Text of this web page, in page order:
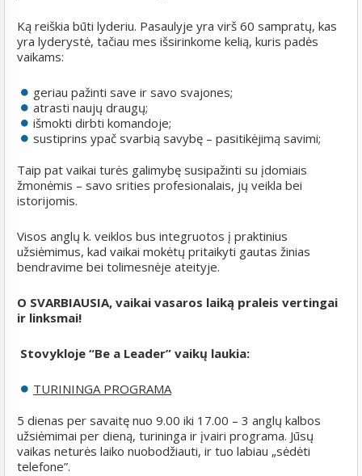
Ką reiškia būti lyderiu. Pasaulyje yra virš 60 sampratų, kas
yra lyderystė, tačiau mes išsirinkome kelią, kuris padės
vaikams:
geriau pažinti save ir savo svajones;
atrasti naujų draugų;
išmokti dirbti komandoje;
sustiprins ypač svarbią savybę – pasitikėjimą savimi;
Taip pat vaikai turės galimybę susipažinti su įdomiais
žmonėmis – savo srities profesionalais, jų veikla bei
istorijomis.
Visos anglų k. veiklos bus integruotos į praktinius
užsiėmimus, kad vaikai mokėtų pritaikyti gautas žinias
bendravime bei tolimesnėje ateityje.
O SVARBIAUSIA, vaikai vasaros laiką praleis vertingai
ir linksmai!
Stovykloje “Be a Leader” vaikų laukia:
TURININGA PROGRAMA
5 dienas per savaitę nuo 9.00 iki 17.00 – 3 anglų kalbos
užsiėmimai per dieną, turininga ir įvairi programa. Jūsų
vaikas neturės laiko nuobodžiauti, ir tuo labiau „sėdėti
telefone”.